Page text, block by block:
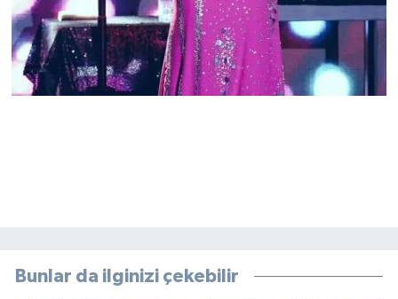
Bunlar da ilginizi çekebilir